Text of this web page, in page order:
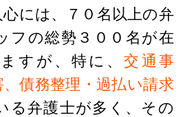
には、７０名以上の弁
フの総勢３００名が在
すが、特に、交通事
債務整理・過払い請求
る弁護士が多く、その